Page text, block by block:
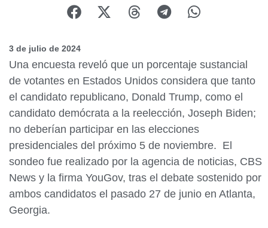
3 de julio de 2024
Una encuesta reveló que un porcentaje sustancial
de votantes en Estados Unidos considera que tanto
el candidato republicano, Donald Trump, como el
candidato demócrata a la reelección, Joseph Biden;
no deberían participar en las elecciones
presidenciales del próximo 5 de noviembre. El
sondeo fue realizado por la agencia de noticias, CBS
News y la firma YouGov, tras el debate sostenido por
ambos candidatos el pasado 27 de junio en Atlanta,
Georgia.